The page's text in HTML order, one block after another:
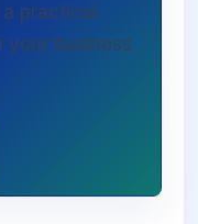
practical
your business